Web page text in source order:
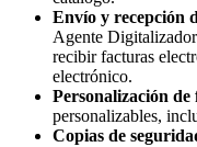
Envío y recepción
Agente
recibir facturas
electrónico.
Personalización de
personalizables,
Copias de